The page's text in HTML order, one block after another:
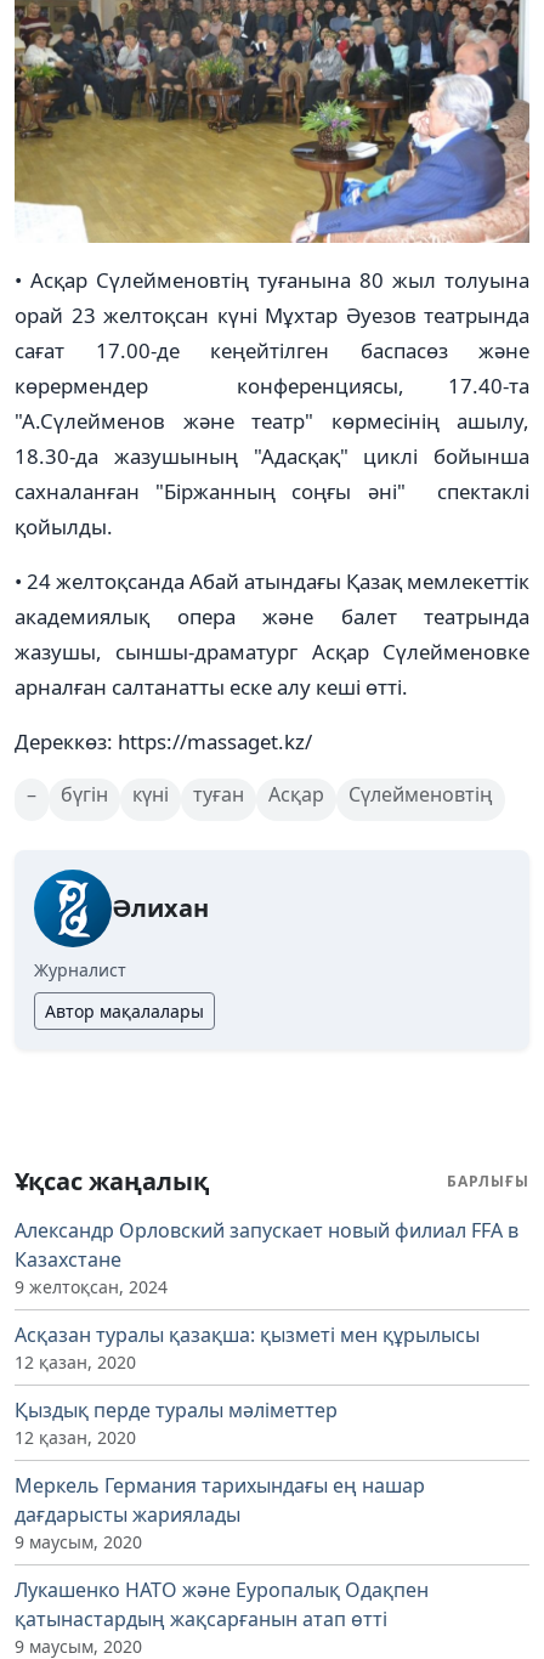
• Асқар Сүлейменовтің туғанына 80 жыл толуына
орай 23 желтоқсан күні Мұхтар Әуезов театрында
сағат 17.00-де кеңейтілген баспасөз және
көрермендер конференциясы, 17.40-та
"А.Сүлейменов және театр" көрмесінің ашылу,
18.30-да жазушының "Адасқақ" циклі бойынша
сахналанған "Біржанның соңғы әні" спектаклі
қойылды.
• 24 желтоқсанда Абай атындағы Қазақ мемлекеттік
академиялық опера және балет театрында
жазушы, сыншы-драматург Асқар Сүлейменовке
арналған салтанатты еске алу кеші өтті.
Дереккөз: https://massaget.kz/
– бүгін күні туған Асқар Сүлейменовтің
Әлихан
Журналист
Автор мақалалары
Ұқсас жаңалық БАРЛЫҒЫ
Александр Орловский запускает новый филиал FFA в
Казахстане
9 желтоқсан, 2024
Асқазан туралы қазақша: қызметі мен құрылысы
12 қазан, 2020
Қыздық перде туралы мәліметтер
12 қазан, 2020
Меркель Германия тарихындағы ең нашар
дағдарысты жариялады
9 маусым, 2020
Лукашенко НАТО және Еуропалық Одақпен
қатынастардың жақсарғанын атап өтті
9 маусым, 2020